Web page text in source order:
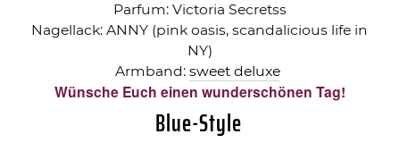
Parfum: Victoria Secretss
Nagellack: ANNY (pink oasis, scandalicious life in
NY)
Armband:sweet deluxe
Wünsche Euch einen wunderschönen Tag!
Blue-Style